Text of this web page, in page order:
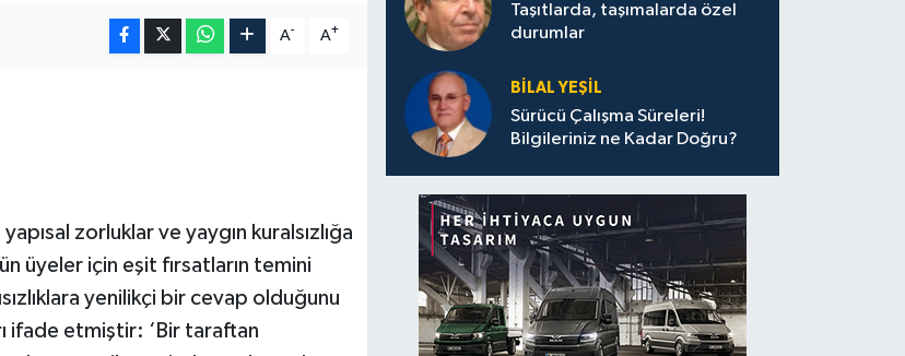
A- A+
zorluklar ve yaygın kuralsızlığa
üyeler için eşit fırsatların temini
yenilikçi bir cevap olduğunu
ifade etmiştir: ‘Bir taraftan
Taşıtlarda, taşımalarda özel
durumlar
BILAL YEŞIL
Sürücü Çalışma Süreleri!
Bilgileriniz ne Kadar Doğru?